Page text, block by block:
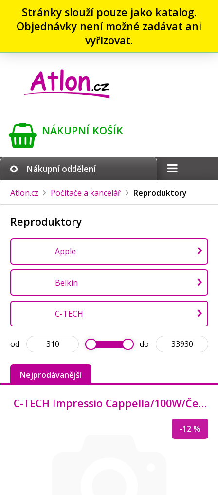
Stránky slouží pouze jako katalog.
Objednávky není možné zadávat ani
vyřizovat.
NÁKUPNÍ KOŠÍK
Nákupní oddělení
Atlon.cz Počítače a kancelář Reproduktory
Reproduktory
Apple
Belkin
C-TECH
CONNECT IT
Creative
Dell
od do
Nejprodávanější
C-TECH Impressio Cappella/100W/Černá
-12 %